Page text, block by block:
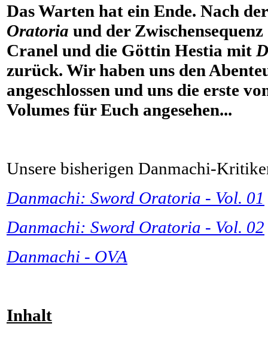
Das Warten hat ein Ende. Nach
Oratoria und der
Cranel und die Göttin Hestia mit
zurück. Wir haben uns den
angeschlossen und uns die erste
Volumes für Euch angesehen...
Unsere bisherigen Danmachi-
Danmachi: Sword Oratoria - Vol. 01
Danmachi: Sword Oratoria - Vol. 02
Danmachi - OVA
Inhalt